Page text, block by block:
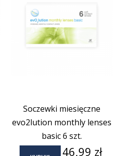
Producent
Soczewki miesięczne
evo2lution monthly lenses
basic 6 szt.
Cena
46,99 zł